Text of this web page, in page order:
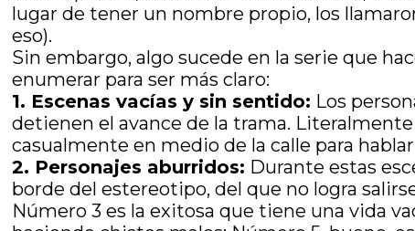
lugar de tener un nombre propio, los
eso).
Sin embargo, algo sucede en la serie que
enumerar para ser más claro:
1. Escenas vacías y sin sentido: Los
detienen el avance de la trama.
casualmente en medio de la calle para
2. Personajes aburridos: Durante estas
borde del estereotipo, del que no logra
Número 3 es la exitosa que tiene una vida